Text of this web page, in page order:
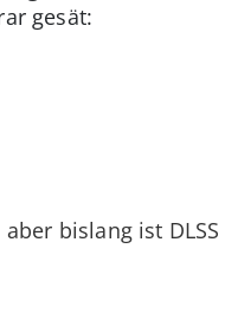
gesät:
bislang ist